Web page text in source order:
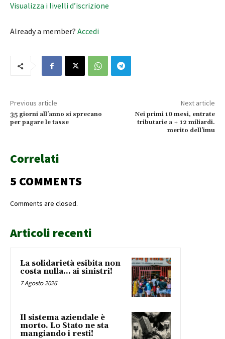
Visualizza i livelli d’iscrizione
Already a member? Accedi
Previous article
35 giorni all’anno si sprecano
per pagare le tasse
Next article
Nei primi 10 mesi, entrate
tributarie a + 12 miliardi.
merito dell’imu
Correlati
5 COMMENTS
Comments are closed.
Articoli recenti
La solidarietà esibita non
costa nulla… ai sinistri!
7 Agosto 2026
Il sistema aziendale è
morto. Lo Stato ne sta
mangiando i resti!